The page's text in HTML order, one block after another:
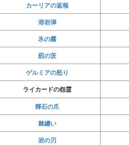
カーリアの返報
溶岩弾
氷の霧
罰の茨
ゲルミアの怒り
ライカードの怨霊
輝石の爪
棘纏い
岩の刃